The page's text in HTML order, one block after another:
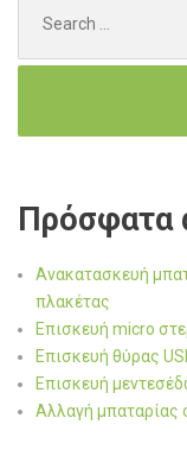
for:
Πρόσφατα
Ανακατασκευή
πλακέτας
Επισκευή micro
Επισκευή θύρας
Επισκευή
Αλλαγή μπαταρίας